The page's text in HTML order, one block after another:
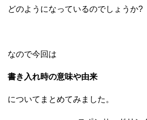
どのようになっているのでしょうか?
なので今回は
書き入れ時の意味や由来
についてまとめてみました。